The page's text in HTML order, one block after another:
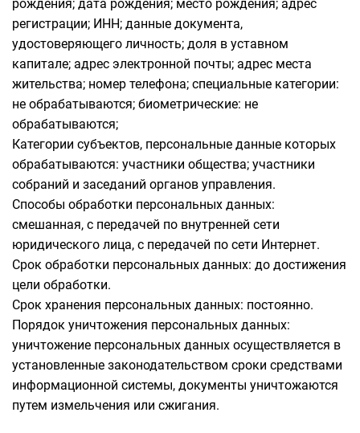
рождения; дата рождения; место рождения; адрес
регистрации; ИНН; данные документа,
удостоверяющего личность; доля в уставном
капитале; адрес электронной почты; адрес места
жительства; номер телефона; специальные категории:
не обрабатываются; биометрические: не
обрабатываются;
Категории субъектов, персональные данные которых
обрабатываются: участники общества; участники
собраний и заседаний органов управления.
Способы обработки персональных данных:
смешанная, с передачей по внутренней сети
юридического лица, с передачей по сети Интернет.
Срок обработки персональных данных: до достижения
цели обработки.
Срок хранения персональных данных: постоянно.
Порядок уничтожения персональных данных:
уничтожение персональных данных осуществляется в
установленные законодательством сроки средствами
информационной системы, документы уничтожаются
путем измельчения или сжигания.